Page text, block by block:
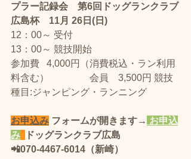
プラー記録会　第6回ドッグランクラブ
広島杯　11月 26日(日)
12：00～ 受付
13：00～ 競技開始
​参加費   4,000円（消費税込・ラン利用
料含む） 　　　　会員　3,500円 競技
種目:ジャンピング・ランニング
お申込み フォームが開きます→ お申込
み
ドッグランクラブ広島
📲070-4467-6014（新崎）